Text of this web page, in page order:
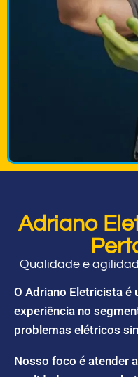
Adriano
Qualidade e
O Adriano Eletricista é
experiência no
problemas elétricos
Nosso foco é atender